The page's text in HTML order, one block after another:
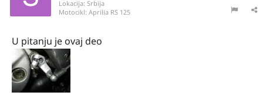
Lokacija: Srbija
Motocikl: Aprilia RS 125
U pitanju je ovaj deo